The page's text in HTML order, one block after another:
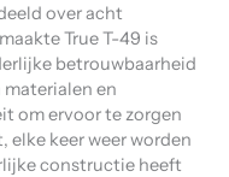
over acht
True T-49 is
betrouwbaarheid
en
om ervoor te zorgen
elke keer weer worden
constructie heeft